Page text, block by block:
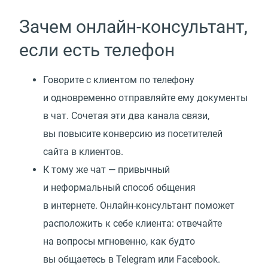
Зачем онлайн-консультант,
если есть телефон
Говорите с клиентом по телефону
и одновременно отправляйте ему документы
в чат. Сочетая эти два канала связи,
вы повысите конверсию из посетителей
сайта в клиентов.
К тому же чат — привычный
и неформальный способ общения
в интернете. Онлайн-консультант поможет
расположить к себе клиента: отвечайте
на вопросы мгновенно, как будто
вы общаетесь в Telegram или Facebook.